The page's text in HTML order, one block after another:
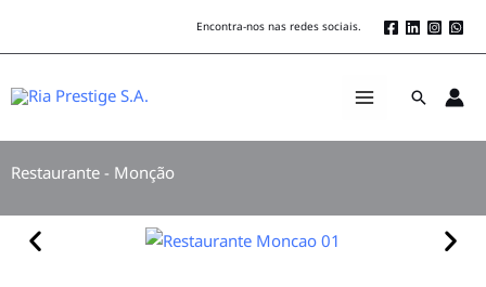
Encontra-nos nas redes sociais.
Search
Restaurante - Monção